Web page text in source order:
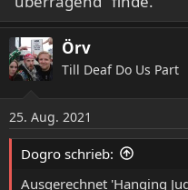
Örv
Till Deaf Do Us Part
25. Aug. 2021
Dogro schrieb:
Ausgerechnet 'Hanging